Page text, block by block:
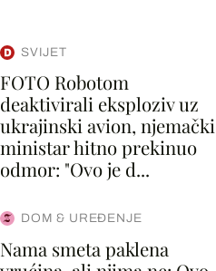
SVIJET
FOTO Robotom
deaktivirali eksploziv uz
ukrajinski avion, njemački
ministar hitno prekinuo
odmor: "Ovo je d...
DOM & UREĐENJE
Nama smeta paklena